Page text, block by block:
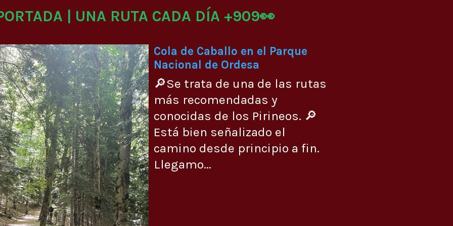
| UNA RUTA CADA DÍA +909👀
Cola de Caballo en el Parque
Nacional de Ordesa
🔎Se trata de una de las rutas
más recomendadas y
conocidas de los Pirineos. 🔎
Está bien señalizado el
camino desde principio a fin.
Llegamo...